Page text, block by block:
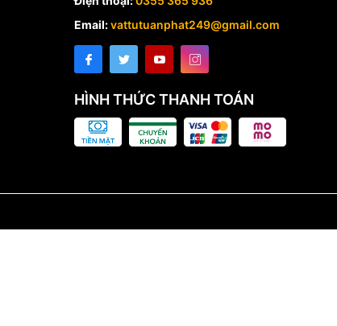
Email:vattutuanphat249@gmail.com
HÌNH THỨC THANH TOÁN